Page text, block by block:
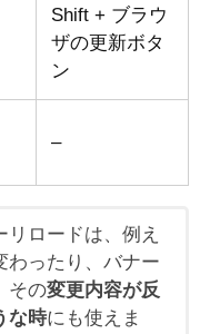
Shift + ブラウ
ザの更新ボタ
ン
–
ロードは、例え
わったり、バナー
その変更内容が反
な時にも使えま